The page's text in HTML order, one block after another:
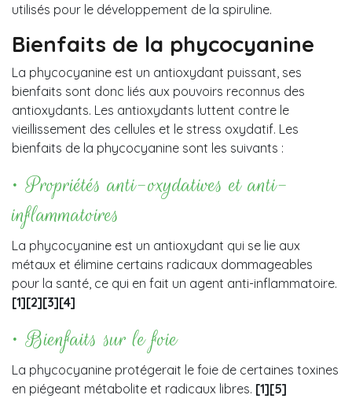
utilisés pour le développement de la spiruline.
Bienfaits de la phycocyanine
La phycocyanine est un antioxydant puissant, ses
bienfaits sont donc liés aux pouvoirs reconnus des
antioxydants. Les antioxydants luttent contre le
vieillissement des cellules et le stress oxydatif. Les
bienfaits de la phycocyanine sont les suivants :
• Propriétés anti-oxydatives et anti-
inflammatoires
La phycocyanine est un antioxydant qui se lie aux
métaux et élimine certains radicaux dommageables
pour la santé, ce qui en fait un agent anti-inflammatoire.
[1][2][3][4]
• Bienfaits sur le foie
La phycocyanine protégerait le foie de certaines toxines
en piégeant métabolite et radicaux libres. [1][5]